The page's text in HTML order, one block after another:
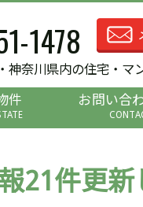
1478
神奈川県内の住宅・マ
件 お問い合
件更新